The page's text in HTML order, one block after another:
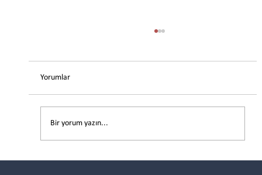
Avustralya hakkında ilginç gerçekler 2
Yorumlar
Bir yorum yazın...